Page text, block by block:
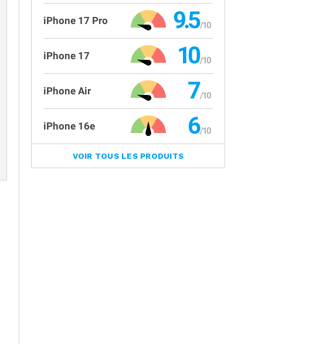
iPhone 17 Pro 9.5
iPhone 17 10
iPhone Air 7
iPhone 16e 6
VOIR TOUS LES PRODUITS